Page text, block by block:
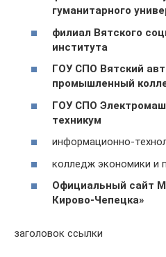
гуманитарного
филиал Вятского
института
ГОУ СПО Вятский
промышленный
ГОУ СПО
техникум
информационно-
колледж экономики и
Официальный сайт
Кирово-Чепецка»
заголовок ссылки